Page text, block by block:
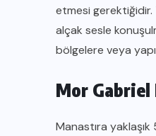
etmesi gerektiğidir.
alçak sesle
bölgelere veya
Mor Gabriel
Manastıra